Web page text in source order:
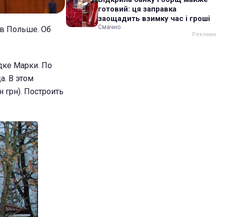
Польше. Об
Марки. По
В этом
грн). Построить
готовий: ця заправка
заощадить взимку час і гроші
Смачно